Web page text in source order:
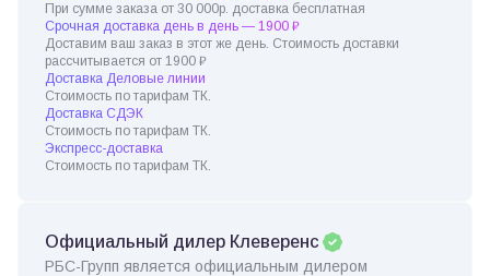
При сумме заказа от 30 000р. доставка бесплатная
Срочная доставка день в день — 1900 ₽
Доставим ваш заказ в этот же день. Стоимость доставки
рассчитывается от 1900 ₽
Доставка Деловые линии
Стоимость по тарифам ТК.
Доставка СДЭК
Стоимость по тарифам ТК.
Экспресс-доставка
Стоимость по тарифам ТК.
Официальный дилер Клеверенс
РБС-Групп является официальным дилером